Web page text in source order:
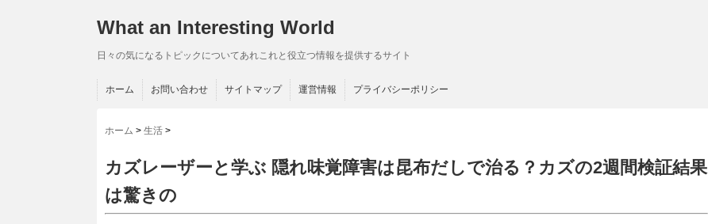
What an Interesting World
日々の気になるトピックについてあれこれと役立つ情報を提供するサイト
ホーム お問い合わせ サイトマップ 運営情報 プライバシーポリシー
ホーム > 生活 >
カズレーザーと学ぶ 隠れ味覚障害は昆布だしで治る？カズの2週間検証結果
は驚きの